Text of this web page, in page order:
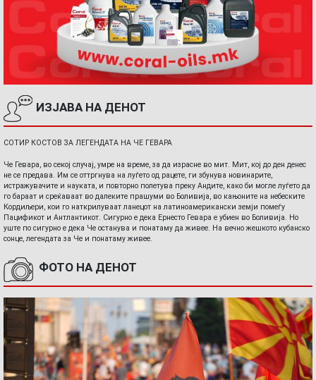
ИЗЈАВА НА ДЕНОТ
СОТИР КОСТОВ ЗА ЛЕГЕНДАТА НА ЧЕ ГЕВАРА
Че Гевара, во секој случај, умре на време, за да израсне во мит. Мит, кој до ден денес
не се предава. Им се оттргнува на луѓето од рацете, ги збунува новинарите,
истражувачите и науката, и повторно полетува преку Андите, како би могле луѓето да
го бараат и среќаваат во далеките прашуми во Боливија, во кањоните на небеските
Кордиљери, кои го наткрилуваат ланецот на латиноамерикански земји помеѓу
Пацификот и Антлантикот. Сигурно е дека Ернесто Гевара е убиен во Боливија. Но
уште по сигурно е дека Че останува и понатаму да живее. На вечно жешкото кубанско
сонце, легендата за Че и понатаму живее.
ФОТО НА ДЕНОТ